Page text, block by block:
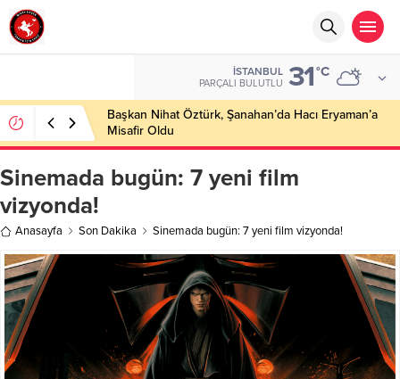
İSTANBUL
PARÇALI BULUTLU 31°C
Başkan Nihat Öztürk, Şanahan’da Hacı Eryaman’a
Misafir Oldu
Sinemada bugün: 7 yeni film
vizyonda!
Anasayfa Son Dakika Sinemada bugün: 7 yeni film vizyonda!